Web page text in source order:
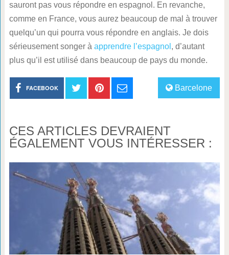
sauront pas vous répondre en espagnol. En revanche,
comme en France, vous aurez beaucoup de mal à trouver
quelqu’un qui pourra vous répondre en anglais. Je dois
sérieusement songer à apprendre l’espagnol , d’autant
plus qu’il est utilisé dans beaucoup de pays du monde.
Barcelone
FACEBOOK
CES ARTICLES DEVRAIENT
ÉGALEMENT VOUS INTÉRESSER :